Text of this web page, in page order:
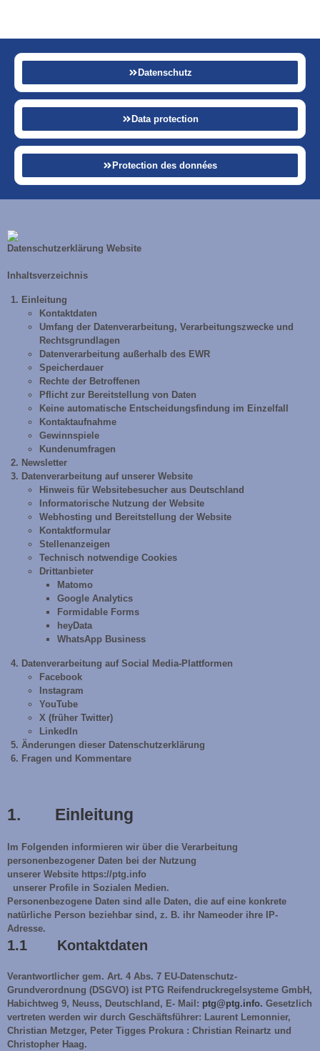
Datenschutz
Data protection
Protection des données
Datenschutzerklärung Website
Inhaltsverzeichnis
Einleitung
Kontaktdaten
Umfang der Datenverarbeitung, Verarbeitungszwecke und
Rechtsgrundlagen
Datenverarbeitung außerhalb des EWR
Speicherdauer
Rechte der Betroffenen
Pflicht zur Bereitstellung von Daten
Keine automatische Entscheidungsfindung im Einzelfall
Kontaktaufnahme
Gewinnspiele
Kundenumfragen
Newsletter
Datenverarbeitung auf unserer Website
Hinweis für Websitebesucher aus Deutschland
Informatorische Nutzung der Website
Webhosting und Bereitstellung der Website
Kontaktformular
Stellenanzeigen
Technisch notwendige Cookies
Drittanbieter
Matomo
Google Analytics
Formidable Forms
heyData
WhatsApp Business
Datenverarbeitung auf Social Media-Plattformen
Facebook
Instagram
YouTube
X (früher Twitter)
LinkedIn
Änderungen dieser Datenschutzerklärung
Fragen und Kommentare
1. Einleitung
Im Folgenden informieren wir über die Verarbeitung
personenbezogener Daten bei der Nutzung
unserer Website https://ptg.info
unserer Profile in Sozialen Medien.
Personenbezogene Daten sind alle Daten, die auf eine konkrete
natürliche Person beziehbar sind, z. B. ihr Nameoder ihre IP-
Adresse.
1.1 Kontaktdaten
Verantwortlicher gem. Art. 4 Abs. 7 EU-Datenschutz-
Grundverordnung (DSGVO) ist PTG Reifendruckregelsysteme GmbH,
Habichtweg 9, Neuss, Deutschland, E- Mail: ptg@ptg.info. Gesetzlich
vertreten werden wir durch Geschäftsführer: Laurent Lemonnier,
Christian Metzger, Peter Tigges Prokura : Christian Reinartz und
Christopher Haag.